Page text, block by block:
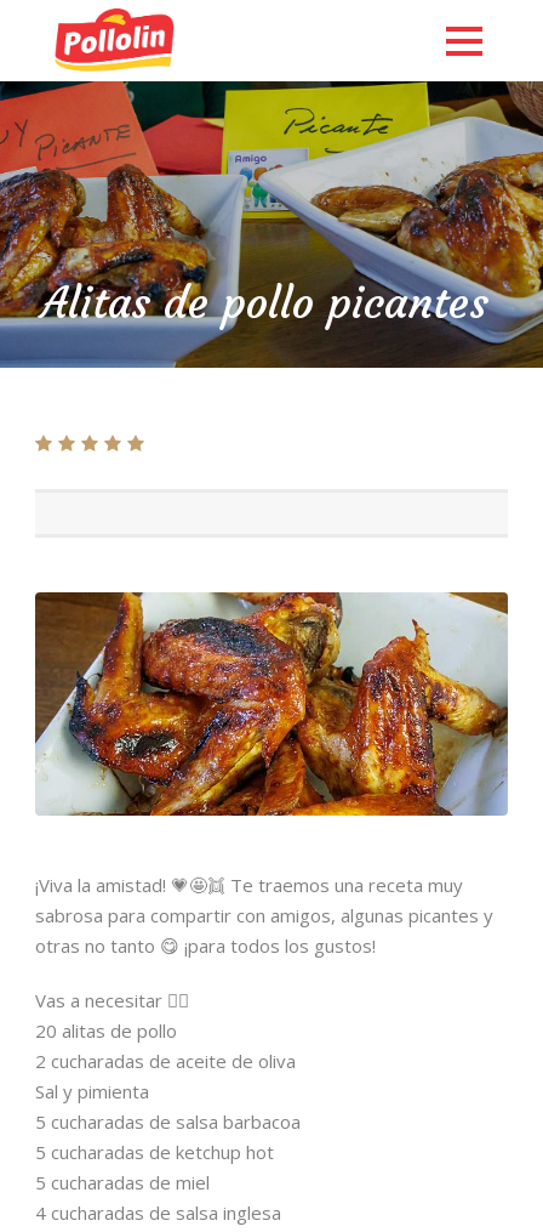
English
Alitas de pollo picantes
¡Viva la amistad! 💗🤩👯 Te traemos una receta muy
sabrosa para compartir con amigos, algunas picantes y
otras no tanto 😋 ¡para todos los gustos!
Vas a necesitar 👇🏼
20 alitas de pollo
2 cucharadas de aceite de oliva
Sal y pimienta
5 cucharadas de salsa barbacoa
5 cucharadas de ketchup hot
5 cucharadas de miel
4 cucharadas de salsa inglesa